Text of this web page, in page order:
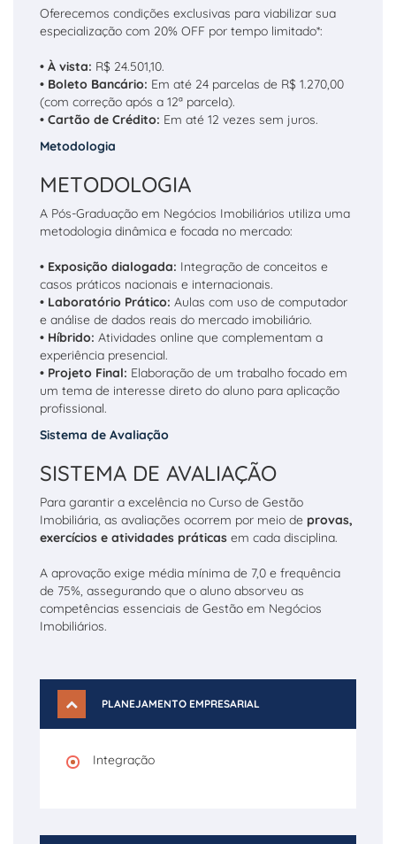
Oferecemos condições exclusivas para viabilizar sua
especialização com 20% OFF por tempo limitado*:
• À vista: R$ 24.501,10.
• Boleto Bancário: Em até 24 parcelas de R$ 1.270,00
(com correção após a 12ª parcela).
• Cartão de Crédito: Em até 12 vezes sem juros.
Metodologia
METODOLOGIA
A Pós-Graduação em Negócios Imobiliários utiliza uma
metodologia dinâmica e focada no mercado:
• Exposição dialogada: Integração de conceitos e
casos práticos nacionais e internacionais.
• Laboratório Prático: Aulas com uso de computador
e análise de dados reais do mercado imobiliário.
• Híbrido: Atividades online que complementam a
experiência presencial.
• Projeto Final: Elaboração de um trabalho focado em
um tema de interesse direto do aluno para aplicação
profissional.
Sistema de Avaliação
SISTEMA DE AVALIAÇÃO
Para garantir a excelência no Curso de Gestão
Imobiliária, as avaliações ocorrem por meio de provas,
exercícios e atividades práticas em cada disciplina.
A aprovação exige média mínima de 7,0 e frequência
de 75%, assegurando que o aluno absorveu as
competências essenciais de Gestão em Negócios
Imobiliários.
PLANEJAMENTO EMPRESARIAL
Integração